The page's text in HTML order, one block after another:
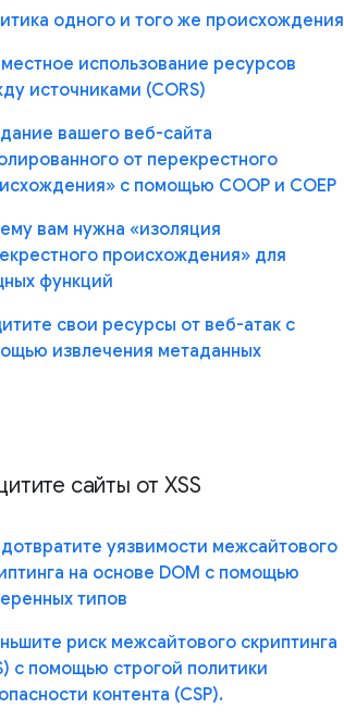
одного и того же происхождения
использование ресурсов
источниками (CORS)
вашего веб-сайта
от перекрестного
с помощью COOP и COEP
вам нужна «изоляция
происхождения» для
функций
свои ресурсы от веб-атак с
извлечения метаданных
сайты от XSS
уязвимости межсайтового
на основе DOM с помощью
типов
риск межсайтового скриптинга
с помощью строгой политики
контента (CSP).